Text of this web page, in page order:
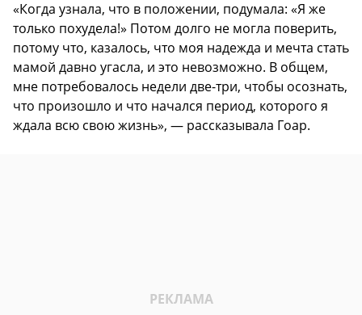
«Когда узнала, что в положении, подумала: «Я же
только похудела!» Потом долго не могла поверить,
потому что, казалось, что моя надежда и мечта стать
мамой давно угасла, и это невозможно. В общем,
мне потребовалось недели две-три, чтобы осознать,
что произошло и что начался период, которого я
ждала всю свою жизнь», — рассказывала Гоар.